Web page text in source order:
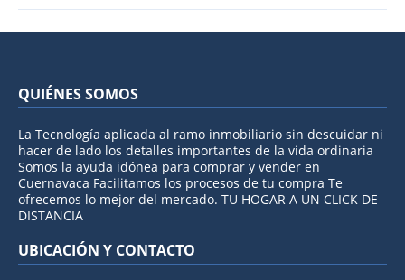
QUIÉNES SOMOS
La Tecnología aplicada al ramo inmobiliario sin descuidar ni
hacer de lado los detalles importantes de la vida ordinaria
Somos la ayuda idónea para comprar y vender en
Cuernavaca Facilitamos los procesos de tu compra Te
ofrecemos lo mejor del mercado. TU HOGAR A UN CLICK DE
DISTANCIA
UBICACIÓN Y CONTACTO